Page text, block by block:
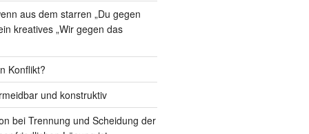
aus dem starren „Du gegen
kreatives „Wir gegen das
Konflikt?
und konstruktiv
bei Trennung und Scheidung der